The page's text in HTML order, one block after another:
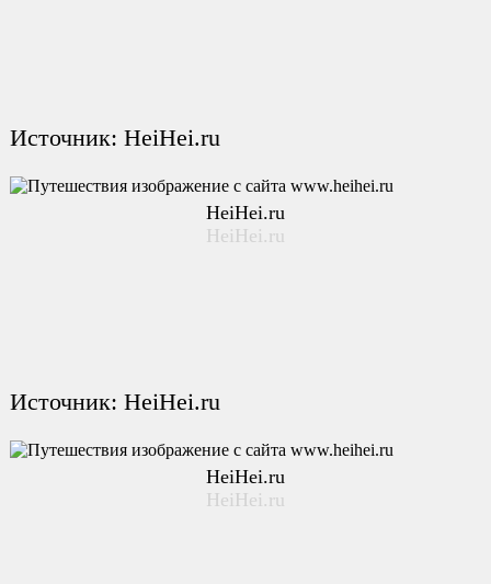
Источник: HeiHei.ru
HeiHei.ru
HeiHei.ru
Источник: HeiHei.ru
HeiHei.ru
HeiHei.ru